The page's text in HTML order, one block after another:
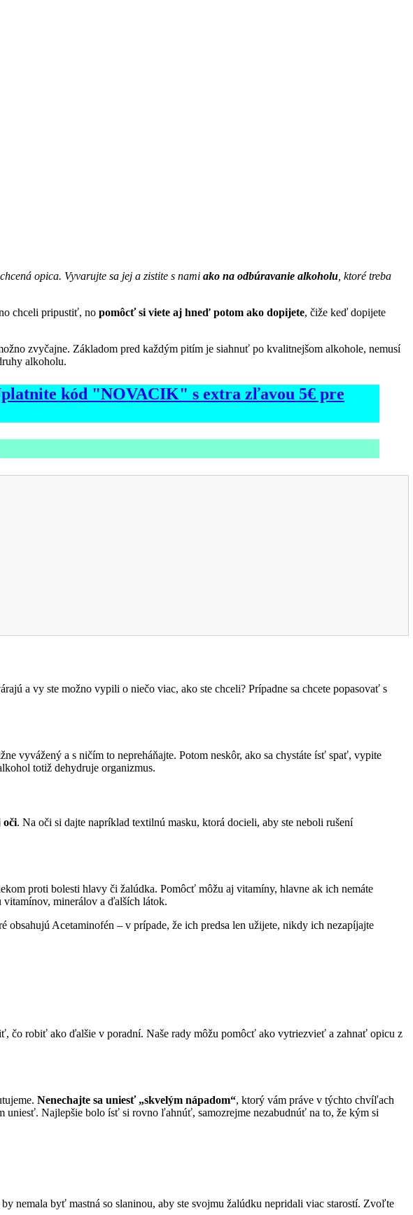
opica. Vyvarujte sa jej a zistite s nami ako na odbúravanie alkoholu , ktoré treba
chceli pripustiť, no pomôcť si viete aj hneď potom ako dopijete, čiže keď dopijete
zvyčajne. Základom pred každým pitím je siahnuť po kvalitnejšom alkohole, nemusí
alkoholu.
kód "NOVACIK" s extra zľavou 5€ pre
a vy ste možno vypili o niečo viac, ako ste chceli? Prípadne sa chcete popasovať s
vyvážený a s ničím to nepreháňajte. Potom neskôr, ako sa chystáte ísť spať, vypite
totiž dehydruje organizmus.
oči. Na oči si dajte napríklad textilnú masku, ktorá docieli, aby ste neboli rušení
proti bolesti hlavy či žalúdka. Pomôcť môžu aj vitamíny, hlavne ak ich nemáte
minerálov a ďalších látok.
Acetaminofén – v prípade, že ich predsa len užijete, nikdy ich nezapíjajte
čo robiť ako ďalšie v poradní. Naše rady môžu pomôcť ako vytriezvieť a zahnať opicu z
Nenechajte sa uniesť „skvelým nápadom“, ktorý vám práve v týchto chvíľach
uniesť. Najlepšie bolo ísť si rovno ľahnúť, samozrejme nezabudnúť na to, že kým si
nemala byť mastná so slaninou, aby ste svojmu žalúdku nepridali viac starostí. Zvoľte